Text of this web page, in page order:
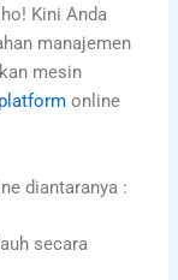
Kini Anda
manajemen
mesin
platform online
diantaranya :
secara